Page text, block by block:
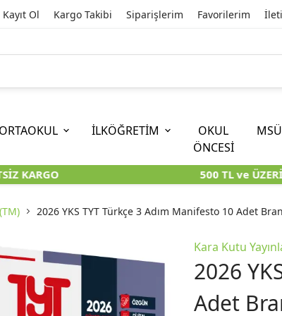
Kayıt Ol Kargo Takibi Siparişlerim Favorilerim
11. SINIF
KARA KUTU KİTAPLARI
EĞİTİM BİLİMLERİ
KARA KUTU KİTAPLARI
ORTAOKUL
6. SINIF (İOKBS)
KARA KUTU
İLKÖĞRETİM
OKUL
ÖNCESİ
MSÜ
KARGO 500 TL ve ÜZERİ
2026 YKS TYT Türkçe 3 Adım Manifesto 10 Adet
Kara Kutu
2026
Adet